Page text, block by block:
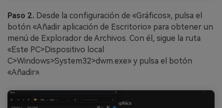
Paso 2. Desde la configuración de «Gráficos», pulsa el
botón «Añadir aplicación de Escritorio» para obtener un
menú de Explorador de Archivos. Con él, sigue la ruta
«Este PC>Dispositivo local
C>Windows>System32>dwm.exe» y pulsa el botón
«Añadir».